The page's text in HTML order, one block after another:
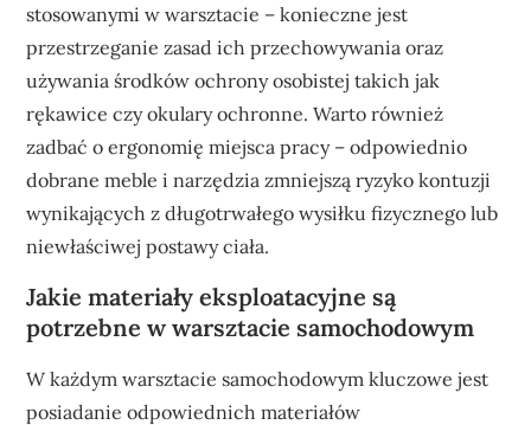
stosowanymi w warsztacie – konieczne jest
przestrzeganie zasad ich przechowywania oraz
używania środków ochrony osobistej takich jak
rękawice czy okulary ochronne. Warto również
zadbać o ergonomię miejsca pracy – odpowiednio
dobrane meble i narzędzia zmniejszą ryzyko kontuzji
wynikających z długotrwałego wysiłku fizycznego lub
niewłaściwej postawy ciała.
Jakie materiały eksploatacyjne są
potrzebne w warsztacie samochodowym
W każdym warsztacie samochodowym kluczowe jest
posiadanie odpowiednich materiałów